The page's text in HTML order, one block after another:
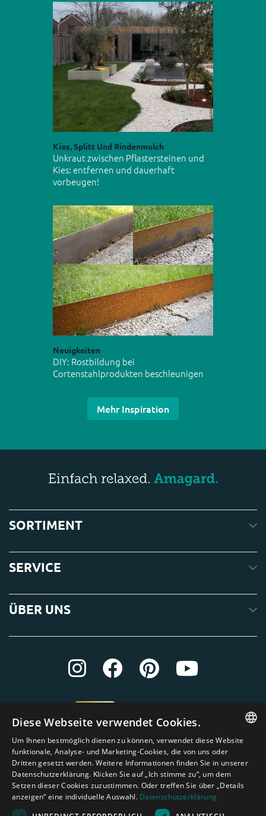
Kies, Splitt Und Rindenmulch
Unkraut zwischen Pflastersteinen und
Kies: entfernen und dauerhaft
vorbeugen!
Neuigkeiten
DIY: Rostbildung bei
Cortenstahlprodukten beschleunigen
Mehr Inspiration
SORTIMENT
SERVICE
ÜBER UNS
ENGLISH
DUTCH
GERMAN
Diese Webseite verwendet Cookies.
Um Ihnen bestmöglich dienen zu können, verwendet diese Website
funktionale, Analyse- und Marketing-Cookies, die von uns oder
Dritten gesetzt werden. Weitere Informationen finden Sie in unserer
Datenschutzerklärung. Klicken Sie auf „Ich stimme zu“, um dem
Setzen dieser Cookies zuzustimmen. Oder treffen Sie über „Details
anzeigen“ eine individuelle Auswahl. Datenschutzerklärung